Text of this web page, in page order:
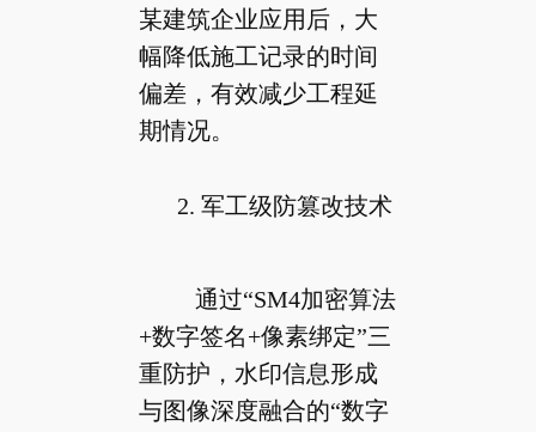
某建筑企业应用后，大
幅降低施工记录的时间
偏差，有效减少工程延
期情况。
2. 军工级防篡改技术
通过“SM4加密算法
+数字签名+像素绑定”三
重防护，水印信息形成
与图像深度融合的“数字